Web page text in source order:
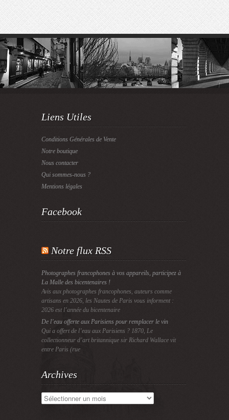
Liens Utiles
Conditions Générales de Vente
Notre boutique
Nous contacter
Qui sommes-nous ?
Mentions légales
Facebook
Notre flux RSS
Photographes francophones à vos appareils, participez à
La Malle des bicentenaires !
Avis aux photographes francophones, auteurs comme
artisans en 2026, les Nautes de Paris vous informent :
2026 est l’année du bicentenaire
De l’eau offerte aux Parisiens pour remplacer le vin
Qui a offert de l’eau aux Parisiens ? 1870, Le
collectionneur d’art britannique sir Richard Wallace vit
entre Paris (rue
Archives
Archives